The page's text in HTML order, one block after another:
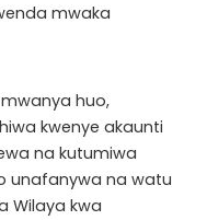
mwaka
huo,
kwenye akaunti
na kutumiwa
unafanywa na watu
Wilaya kwa